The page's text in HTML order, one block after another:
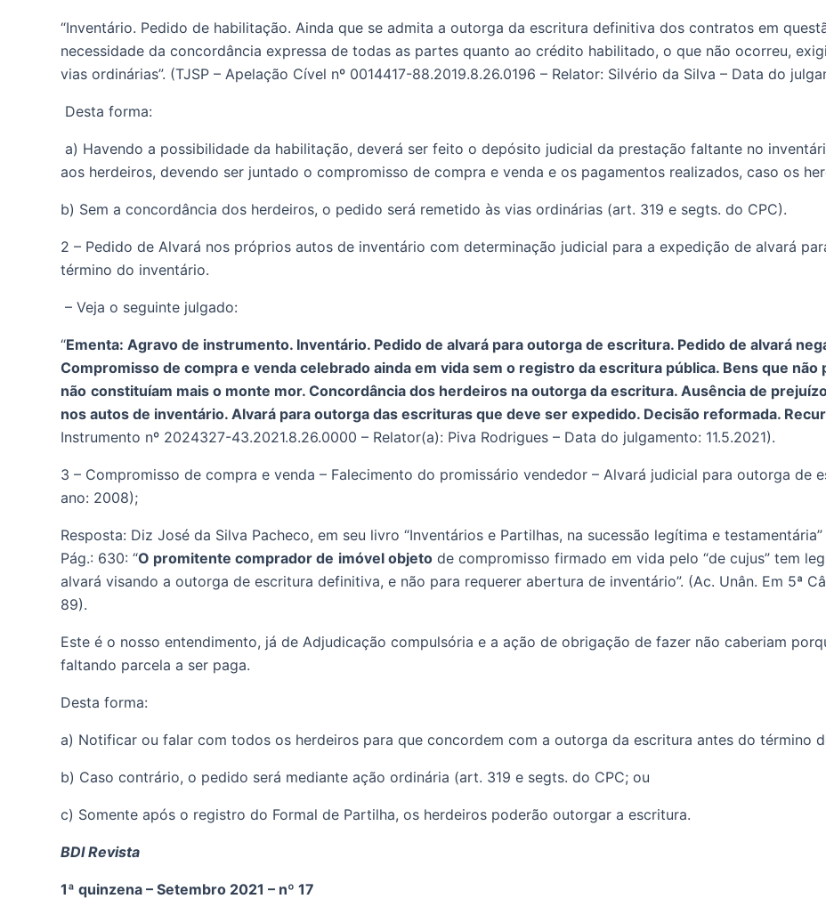
“Inventário. Pedido de habilitação. Ainda que se admita a outorga da escritura definitiva dos contratos em
necessidade da concordância expressa de todas as partes quanto ao crédito habilitado, o que não ocorreu,
vias ordinárias”. (TJSP – Apelação Cível nº 0014417-88.2019.8.26.0196 – Relator: Silvério da Silva – Data do
Desta forma:
a) Havendo a possibilidade da habilitação, deverá ser feito o depósito judicial da prestação faltante no
aos herdeiros, devendo ser juntado o compromisso de compra e venda e os pagamentos realizados, caso os
b) Sem a concordância dos herdeiros, o pedido será remetido às vias ordinárias (art. 319 e segts. do CPC).
2 – Pedido de Alvará nos próprios autos de inventário com determinação judicial para a expedição de alvará
término do inventário.
– Veja o seguinte julgado:
“Ementa: Agravo de instrumento. Inventário. Pedido de alvará para outorga de escritura. Pedido de alvará
Compromisso de compra e venda celebrado ainda em vida sem o registro da escritura pública. Bens que não
não constituíam mais o monte mor. Concordância dos herdeiros na outorga da escritura. Ausência de
nos autos de inventário. Alvará para outorga das escrituras que deve ser expedido. Decisão reformada.
Instrumento nº 2024327-43.2021.8.26.0000 – Relator(a): Piva Rodrigues – Data do julgamento: 11.5.2021).
3 – Compromisso de compra e venda – Falecimento do promissário vendedor – Alvará judicial para outorga de
ano: 2008);
Resposta: Diz José da Silva Pacheco, em seu livro “Inventários e Partilhas, na sucessão legítima e testamentária”
Pág.: 630: “O promitente comprador de imóvel objeto de compromisso firmado em vida pelo “de cujus” tem
alvará visando a outorga de escritura definitiva, e não para requerer abertura de inventário”. (Ac. Unân. Em 5ª
89).
Este é o nosso entendimento, já de Adjudicação compulsória e a ação de obrigação de fazer não caberiam
faltando parcela a ser paga.
Desta forma:
a) Notificar ou falar com todos os herdeiros para que concordem com a outorga da escritura antes do término
b) Caso contrário, o pedido será mediante ação ordinária (art. 319 e segts. do CPC; ou
c) Somente após o registro do Formal de Partilha, os herdeiros poderão outorgar a escritura.
BDI Revista
1ª quinzena – Setembro 2021 – nº 17